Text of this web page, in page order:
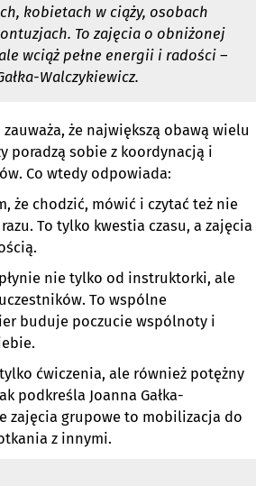
kobietach w ciąży, osobach
To zajęcia o obniżonej
wciąż pełne energii i radości –
Walczykiewicz.
że największą obawą wielu
poradzą sobie z koordynacją i
Co wtedy odpowiada:
że chodzić, mówić i czytać też nie
To tylko kwestia czasu, a zajęcia
nie tylko od instruktorki, ale
To wspólne
buduje poczucie wspólnoty i
ćwiczenia, ale również potężny
podkreśla Joanna Gałka-
zajęcia grupowe to mobilizacja do
z innymi.